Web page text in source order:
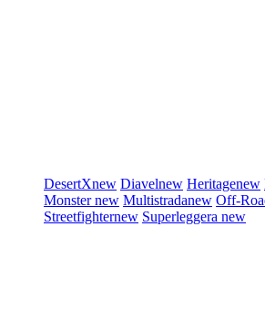
DesertXnew Diavelnew Heritagenew
Monsternew Multistradanew Off-
Streetfighternew Superleggera new